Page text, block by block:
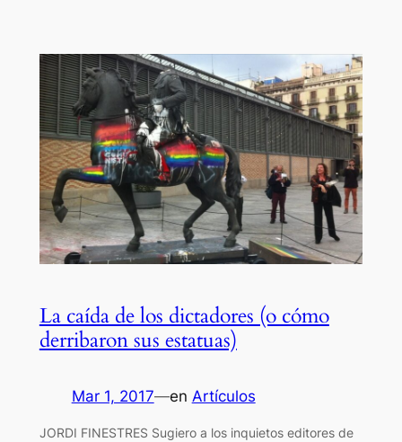
La caída de los dictadores (o cómo
derribaron sus estatuas)
Mar 1, 2017—en Artículos
JORDI FINESTRES Sugiero a los inquietos editores de